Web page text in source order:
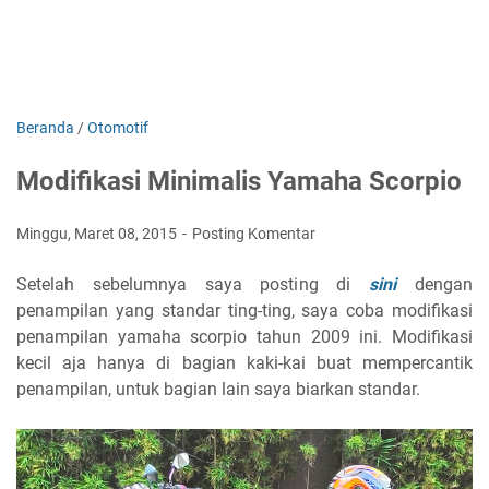
Beranda /Otomotif
Modifikasi Minimalis Yamaha Scorpio
Minggu, Maret 08, 2015 Posting Komentar
Setelah sebelumnya saya posting di sinidengan
penampilan yang standar ting-ting, saya coba modifikasi
penampilan yamaha scorpio tahun 2009 ini. Modifikasi
kecil aja hanya di bagian kaki-kai buat mempercantik
penampilan, untuk bagian lain saya biarkan standar.